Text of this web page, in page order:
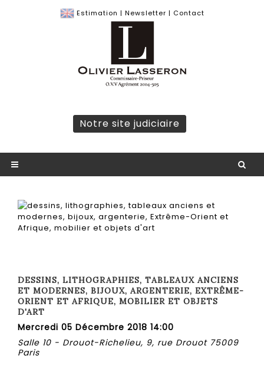
Estimation | Newsletter | Contact
Notre site judiciaire
DESSINS, LITHOGRAPHIES, TABLEAUX ANCIENS
ET MODERNES, BIJOUX, ARGENTERIE, EXTRÊME-
ORIENT ET AFRIQUE, MOBILIER ET OBJETS
D'ART
Mercredi 05 Décembre 2018 14:00
Salle 10 - Drouot-Richelieu, 9, rue Drouot 75009
Paris